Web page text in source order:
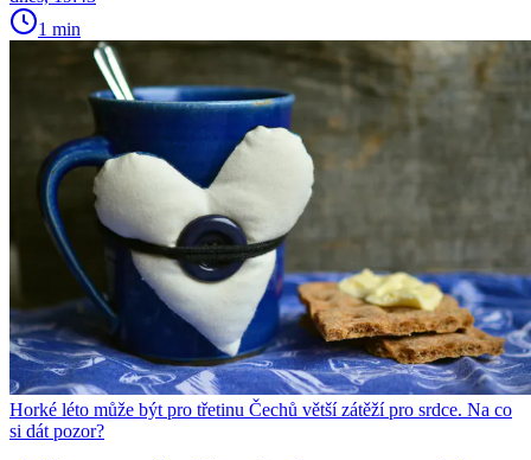
1 min
Horké léto může být pro třetinu Čechů větší zátěží pro srdce. Na co
si dát pozor?